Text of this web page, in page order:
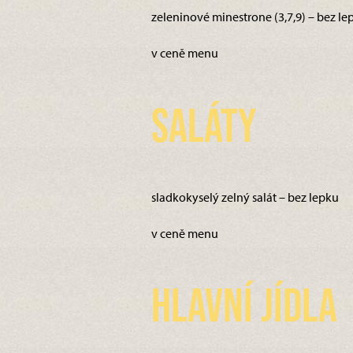
zeleninové minestrone (3,7,9) – bez
v ceně menu
Saláty
sladkokyselý zelný salát – bez lepku
v ceně menu
Hlavní jídla